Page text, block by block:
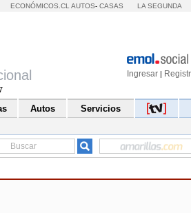
ECONÓMICOS.CL AUTOS- CASAS LA SEGUNDA
Ingresar |
Autos Servicios